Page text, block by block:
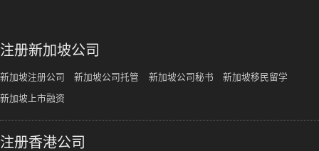
注册新加坡公司
新加坡注册公司 新加坡公司托管 新加坡公司秘书 新加坡移民留学
新加坡上市融资
注册香港公司